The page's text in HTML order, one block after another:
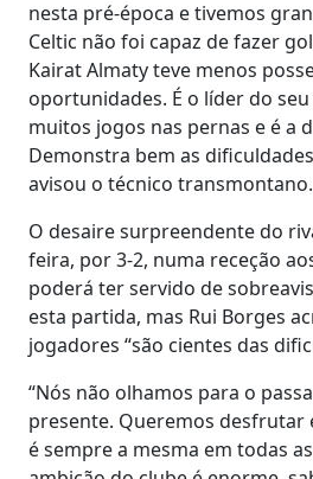
nesta pré-época e tivemos
Celtic não foi capaz de fazer
Kairat Almaty teve menos
oportunidades. É o líder do
muitos jogos nas pernas e é a
Demonstra bem as
avisou o técnico transmontano.
O desaire surpreendente do
feira, por 3-2, numa receção
poderá ter servido de
esta partida, mas Rui Borges
jogadores “são cientes das
“Nós não olhamos para o
presente. Queremos desfrutar
é sempre a mesma em todas